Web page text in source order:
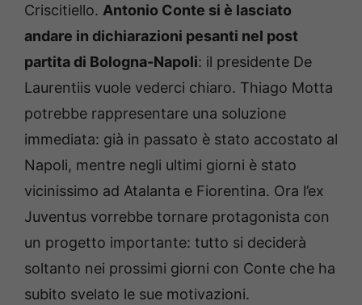
Criscitiello. Antonio Conte si è lasciato
andare in dichiarazioni pesanti nel post
partita di Bologna-Napoli: il presidente De
Laurentiis vuole vederci chiaro. Thiago Motta
potrebbe rappresentare una soluzione
immediata: già in passato è stato accostato al
Napoli, mentre negli ultimi giorni è stato
vicinissimo ad Atalanta e Fiorentina. Ora l’ex
Juventus vorrebbe tornare protagonista con
un progetto importante: tutto si deciderà
soltanto nei prossimi giorni con Conte che ha
subito svelato le sue motivazioni.